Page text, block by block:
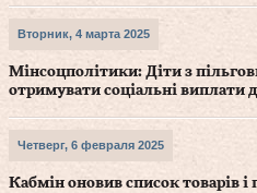
Вторник, 4 марта 2025
Мінсоцполітики: Діти з
отримувати соціальні виплати
Четверг, 6 февраля 2025
Кабмін оновив список товарів